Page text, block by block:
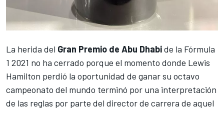
La herida del Gran Premio de Abu Dhabide la Fórmula
1 2021 no ha cerrado porque el momento donde Lewis
Hamilton perdió la oportunidad de ganar su octavo
campeonato del mundo terminó por una interpretación
de las reglas por parte del director de carrera de aquel